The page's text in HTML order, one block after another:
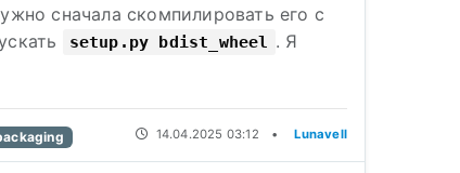
сначала скомпилировать его с
setup.py bdist_wheel . Я
14.04.2025 03:12 • Lunavell